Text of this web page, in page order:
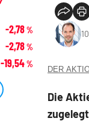
DER
Die
-2,78%
-2,78%
-19,54%